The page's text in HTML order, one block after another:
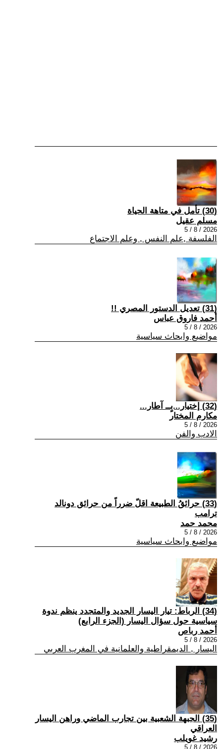
(30) تأمل في متاهة الحياة
مسلم عقيل
2026 / 8 / 5
الفلسفة ,علم النفس , وعلم الاجتماع
(31) تعديل الدستور المصري !!
أحمد فاروق عباس
2026 / 8 / 5
مواضيع وابحاث سياسية
(32) إختيار...بٍــ آطار...
مكارم المختار
2026 / 8 / 5
الادب والفن
(33) حرائقُ الطبيعة اقلّ ضرراً من حرائق دونالد
ترامب
محمد حمد
2026 / 8 / 5
مواضيع وابحاث سياسية
(34) الرباط: تيار اليسار الجديد والمتجدد ينظم ندوة
سياسية حول سؤال اليسار (الجزء الرابع)
أحمد رباص
2026 / 8 / 5
اليسار , الديمقراطية والعلمانية في المغرب العربي
(35) الجبهة الشعبية بين تجارب الماضي وراهن اليسار
العراقي
رشيد غويلب
2026 / 8 / 5